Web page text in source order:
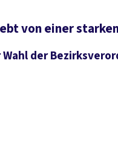
von einer
der